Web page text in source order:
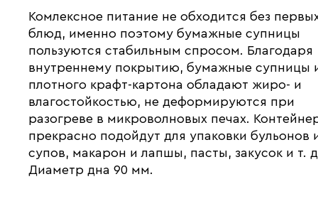
Комлексное питание не обходится без
блюд, именно поэтому бумажные супницы
пользуются стабильным спросом. Благодаря
внутреннему покрытию, бумажные супницы
плотного крафт-картона обладают жиро- и
влагостойкостью, не деформируются при
разогреве в микроволновых печах.
прекрасно подойдут для упаковки бульонов
супов, макарон и лапшы, пасты, закусок и т.
Диаметр дна 90 мм.